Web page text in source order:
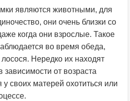
являются животными, для
они очень близки со
когда они взрослые. Такое
во время обеда,
Нередко их находят
зависимости от возраста
своих матерей охотиться или